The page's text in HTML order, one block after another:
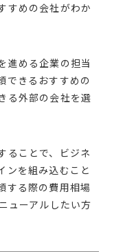
すめの会社がわか
進める企業の担当
できるおすすめの
る外部の会社を選
ることで、ビジネ
ンを組み込むこと
する際の費用相場
ューアルしたい方